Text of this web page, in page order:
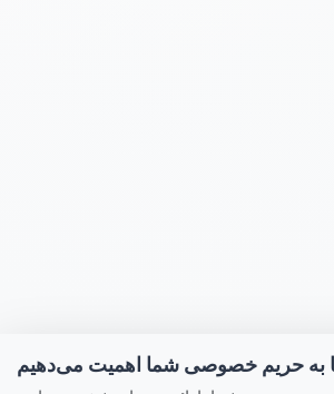
به حریم خصوصی شما اهمیت می‌دهیم